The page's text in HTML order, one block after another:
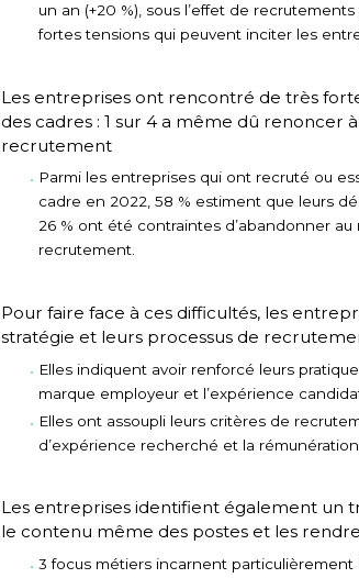
un an (+20 %), sous l’effet de
fortes tensions qui peuvent inciter les
Les entreprises ont rencontré de très
des cadres : 1 sur 4 a même dû renoncer
recrutement
Parmi les entreprises qui ont recruté ou
cadre en 2022, 58 % estiment que leurs
26 % ont été contraintes d’abandonner
recrutement.
Pour faire face à ces difficultés, les
stratégie et leurs processus de
Elles indiquent avoir renforcé leurs
marque employeur et l’expérience
Elles ont assoupli leurs critères de
d’expérience recherché et la
Les entreprises identifient également un
le contenu même des postes et les
3 focus métiers incarnent particulièrement